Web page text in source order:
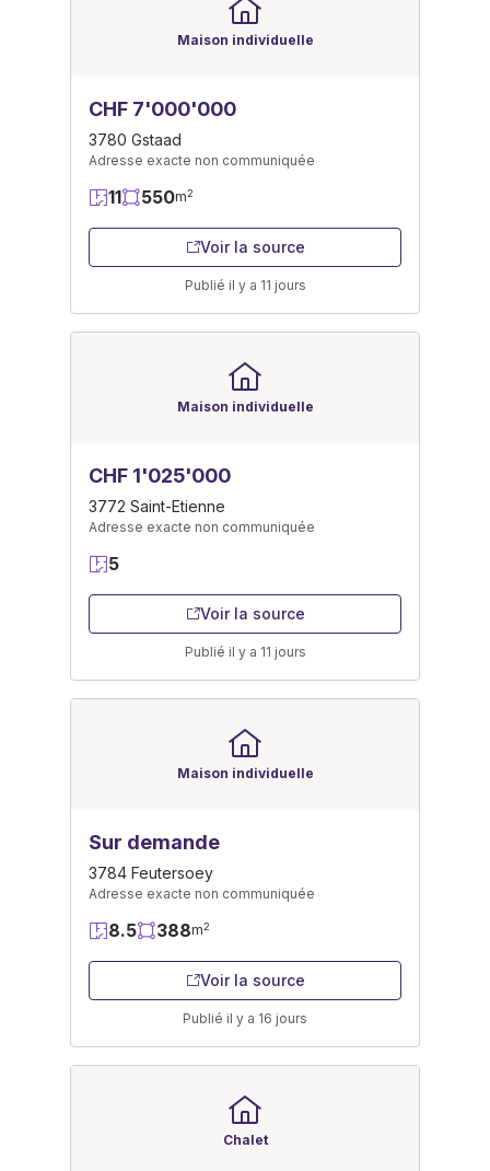
Maison individuelle
CHF 7'000'000
3780 Gstaad
Adresse exacte non communiquée
11 550m2
Voir la source
Publié il y a 11 jours
Maison individuelle
CHF 1'025'000
3772 Saint-Etienne
Adresse exacte non communiquée
5
Voir la source
Publié il y a 11 jours
Maison individuelle
Sur demande
3784 Feutersoey
Adresse exacte non communiquée
8.5 388m2
Voir la source
Publié il y a 16 jours
Chalet